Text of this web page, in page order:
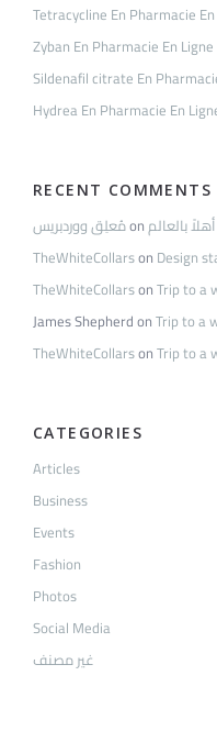
Tetracycline En Pharmacie
Zyban En Pharmacie En
Sildenafil citrate En
Hydrea En Pharmacie En
RECENT COMMENTS
مُعلِق ووردبريسon
TheWhiteCollarson Design
TheWhiteCollarsonTrip to a
James ShepherdonTrip to a
TheWhiteCollarsonTrip to a
CATEGORIES
Articles
Business
Events
Fashion
Photos
Social Media
غير مصنف